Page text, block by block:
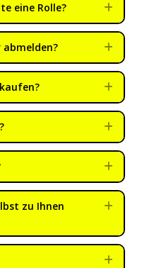
eine Rolle?
abmelden?
zu Ihnen